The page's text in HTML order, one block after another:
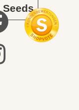
Seeds